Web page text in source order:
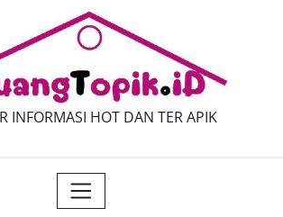
INFORMASI HOT DAN TER APIK